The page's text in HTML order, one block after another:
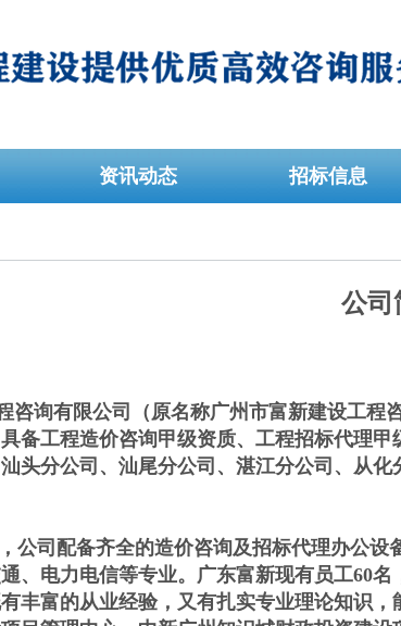
资讯动态 招标信息
公司
咨询有限公司（原名称广州市富新建设工
备工程造价咨询甲级资质、工程招标代理
头分公司、汕尾分公司、湛江分公司、从
公司配备齐全的造价咨询及招标代理办公
、电力电信等专业。广东富新现有员工60
丰富的从业经验，又有扎实专业理论知识